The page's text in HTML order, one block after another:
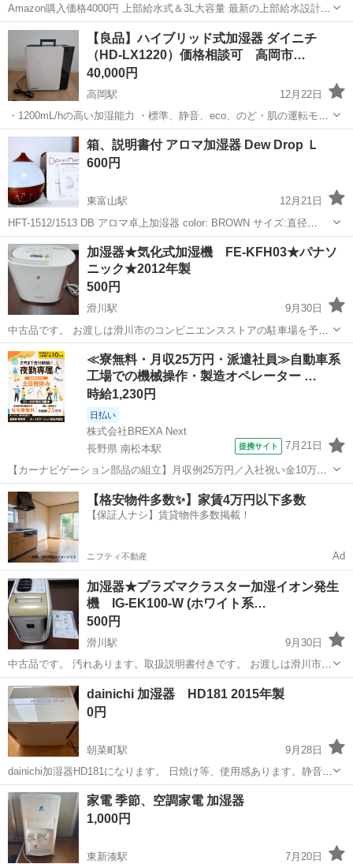
Amazon購入価格4000円 上部給水式＆3L大容量 最新の上部給水設計を
採用し、タンクを取り外す必要はありません。上から直接水を注ぐだ
けで簡単に給水でき、毎日の補水作業がとても快適になります。こぼ
れる心配もなく、女性や...
富山 氷見市 島尾駅 季節、空調家電 タイマー
【良品】ハイブリッド式加湿器 ダイニチ
（HD-LX1220）価格相談可 高岡市…
40,000円
高岡駅
12月22日
・1200mL/hの高い加湿能力 ・標準、静音、eco、のど・肌の運転モー
ドを搭載 ・静かさを重視しながら加湿する「おやすみ快適」機能付き
・ハイブリッド式加湿器 ■製品情報 品番 HD-LX1220-W ...
富山 高岡市 高岡駅 季節、空調家電
箱、説明書付 アロマ加湿器 Dew Drop Ｌ
600円
東富山駅
12月21日
HFT-1512/1513 DB アロマ卓上加湿器 color: BROWN サイズ:直径
21.5×高さ24.5 重量:1kg 加湿方式(新): 超音波式 消費電力:20W コード
長:1.5m タンク容量:2.8L 最大加湿...
富山 富山市 東富山駅 季節、空調家電
加湿器★気化式加湿機 FE-KFH03★パナソ
ニック★2012年製
500円
滑川駅
9月30日
中古品です。 お渡しは滑川市のコンビニエンスストアの駐車場を予定
しております。 時間帯は夜間になると思います。 ヒーターレス省エネ
設計で、消費電力約90%カット 強運転でも静音34dB 洗える長寿命フ
ィルタ...
富山 滑川市 滑川駅 季節、空調家電
≪寮無料・月収25万円・派遣社員≫自動車系
工場での機械操作・製造オペレーター …
時給1,230円
日払い
株式会社BREXA Next
長野県 南松本駅
提携サイト 7月21日
【カーナビゲーション部品の組立】月収例25万円／入社祝い金10万
円！／うれしい土日祝休み★年間休日125日／稼げる夜勤専属！日払い
OK！ 人気の工場のお仕事 ◇カーナビゲーション部品の組立◇ ■ 業務
内容 車載用カーナビゲ...
長野 松本市 南松本駅 その他
【格安物件多数✨】家賃4万円以下多数
【保証人ナシ】賃貸物件多数掲載！
ニフティ不動産 Ad
加湿器★プラズマクラスター加湿イオン発生
機 IG-EK100-W (ホワイト系…
500円
滑川駅
9月30日
中古品です。 汚れあります。取扱説明書付きです。 お渡しは滑川市の
コンビニエンスストアの駐車場を予定しております。 時間帯は夜間に
なると思います。 仕様 電源 AC(100V 50Hz/60Hz) イオン...
富山 滑川市 季節、空調家電 汚れ
dainichi 加湿器 HD181 2015年製
0円
朝菜町駅
9月28日
dainichi加湿器HD181になります。 日焼け等、使用感あります。静音に
すると、少しカタカタ音がしますが、加湿はしているようです。 でき
るだけ綺麗にしてお渡しします。 使用時は、別売りのフィルターをご
購入ください。 ...
富山 富山市 朝菜町駅 季節、空調家電
家電 季節、空調家電 加湿器
1,000円
東新湊駅
7月20日